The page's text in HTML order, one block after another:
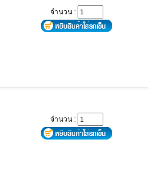
จำนวน :
จำนวน :